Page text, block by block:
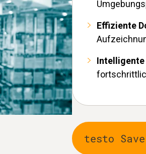
Effiziente
testo